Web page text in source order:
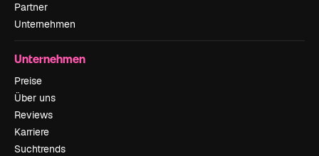
Partner
Unternehmen
Unternehmen
Preise
Über uns
Reviews
Karriere
Suchtrends